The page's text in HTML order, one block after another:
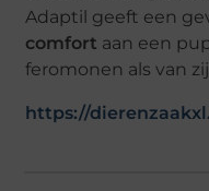
Adaptil geeft een
comfort aan een
feromonen als van
https://